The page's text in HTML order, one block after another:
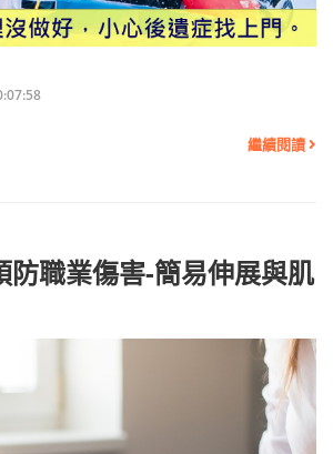
繼續閱讀
防職業傷害-簡易伸展與肌